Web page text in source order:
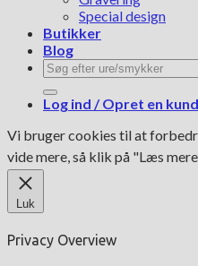
Special design
Butikker
Blog
Søg
efter:
Log ind / Opret en
Vi bruger cookies til at
vide mere, så klik på "Læs
Luk
Privacy Overview